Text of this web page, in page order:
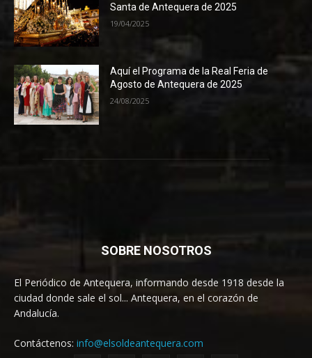
Santa de Antequera de 2025
19/04/2025
Aquí el Programa de la Real Feria de
Agosto de Antequera de 2025
24/08/2025
SOBRE NOSOTROS
El Periódico de Antequera, informando desde 1918 desde la
ciudad donde sale el sol... Antequera, en el corazón de
Andalucía.
Contáctenos: info@elsoldeantequera.com